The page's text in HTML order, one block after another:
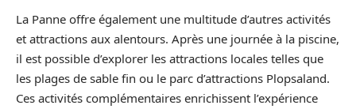
La Panne offre également une multitude d’autres activités
et attractions aux alentours. Après une journée à la piscine,
il est possible d’explorer les attractions locales telles que
les plages de sable fin ou le parc d’attractions Plopsaland.
Ces activités complémentaires enrichissent l’expérience